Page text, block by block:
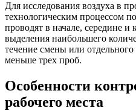
Для исследования воздуха в
технологическим процессом
проводят в начале, середине
выделения наибольшего
течение смены или отдельного
меньше трех проб.
Особенности
рабочего места